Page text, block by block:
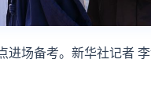
进场备考。新华社记者